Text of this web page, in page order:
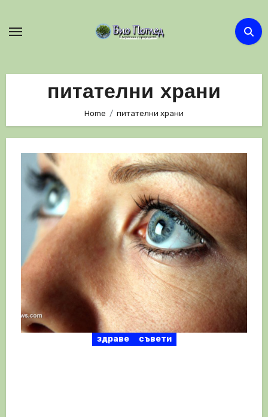
питателни храни
Home питателни храни
здраве съвети